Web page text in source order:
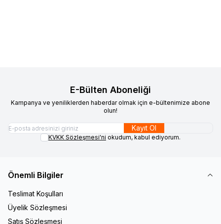
E-Bülten Aboneliği
Kampanya ve yeniliklerden haberdar olmak için e-bültenimize abone
olun!
Kayıt Ol
KVKK Sözleşmesi'ni okudum, kabul ediyorum.
Önemli Bilgiler
Teslimat Koşulları
Üyelik Sözleşmesi
Satış Sözleşmesi